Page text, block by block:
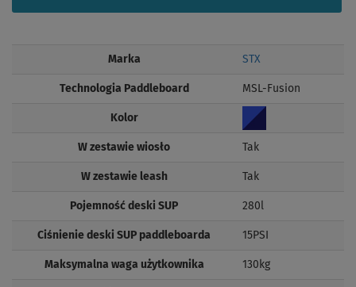
Marka STX
Technologia Paddleboard MSL-Fusion
Kolor
W zestawie wiosło Tak
W zestawie leash Tak
Pojemność deski SUP 280l
Ciśnienie deski SUP paddleboarda 15PSI
Maksymalna waga użytkownika 130kg